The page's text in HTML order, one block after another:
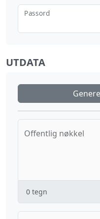
Passord
UTDATA
Offentlig nøkkel
0 tegn